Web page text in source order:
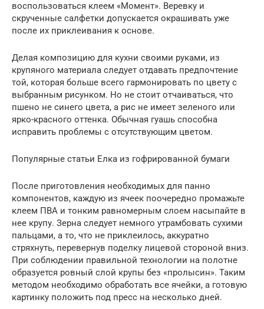
воспользоваться клеем «Момент». Веревку и
скрученные салфетки допускается окрашивать уже
после их приклеивания к основе.
Делая композицию для кухни своими руками, из
крупяного материала следует отдавать предпочтение
той, которая больше всего гармонировать по цвету с
выбранным рисунком. Но не стоит отчаиваться, что
пшено не синего цвета, а рис не имеет зеленого или
ярко-красного оттенка. Обычная гуашь способна
исправить проблемы с отсутствующим цветом.
Популярные статьи Елка из гофрированной бумаги
После приготовления необходимых для панно
компонентов, каждую из ячеек поочередно промажьте
клеем ПВА и тонким равномерным слоем насыпайте в
нее крупу. Зерна следует немного утрамбовать сухими
пальцами, а то, что не приклеилось, аккуратно
стряхнуть, перевернув поделку лицевой стороной вниз.
При соблюдении правильной технологии на полотне
образуется ровный слой крупы без «пролысин». Таким
методом необходимо обработать все ячейки, а готовую
картинку положить под пресс на несколько дней.